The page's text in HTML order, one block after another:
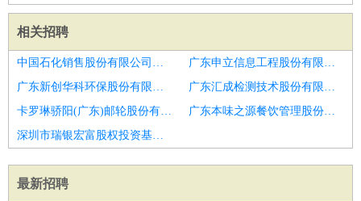
相关招聘
中国石化销售股份有限公司广东潮州黄金塘加油站招聘压制工
广东申立信息工程股份有限公司网安技服分公司招聘木工
广东新创华科环保股份有限公司广州分公司招聘舾装木工
广东汇成检测技术股份有限公司招聘木工
卡罗琳骄阳(广东)邮轮股份有限公司招聘泰安市招聘木工3
广东本味之源餐饮管理股份有限公司第三分店招聘枣庄市招聘油漆
深圳市瑞银宏富股权投资基金合伙企业(有限合伙)招聘木工辅助工
最新招聘